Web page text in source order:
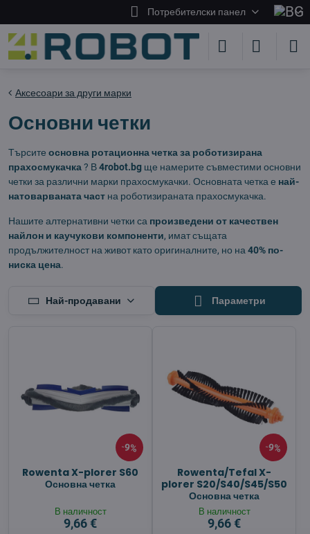
Потребителски панел
Аксесоари за други марки
Основни четки
Търсите основна ротационна четка за роботизирана
прахосмукачка? В4robot.bg ще намерите съвместими основни
четки за различни марки прахосмукачки. Основната четка е най-
натоварваната част на роботизираната прахосмукачка.
Нашите алтернативни четки са произведени от качествен
найлон и каучукови компоненти, имат същата
продължителност на живот като оригиналните, но на 40% по-
ниска цена.
Най-продавани Параметри
9%
Rowenta X-plorer S60
Основна четка
В наличност
9,66 €
9%
Rowenta/Tefal X-
plorer S20/S40/S45/S50
Основна четка
В наличност
9,66 €